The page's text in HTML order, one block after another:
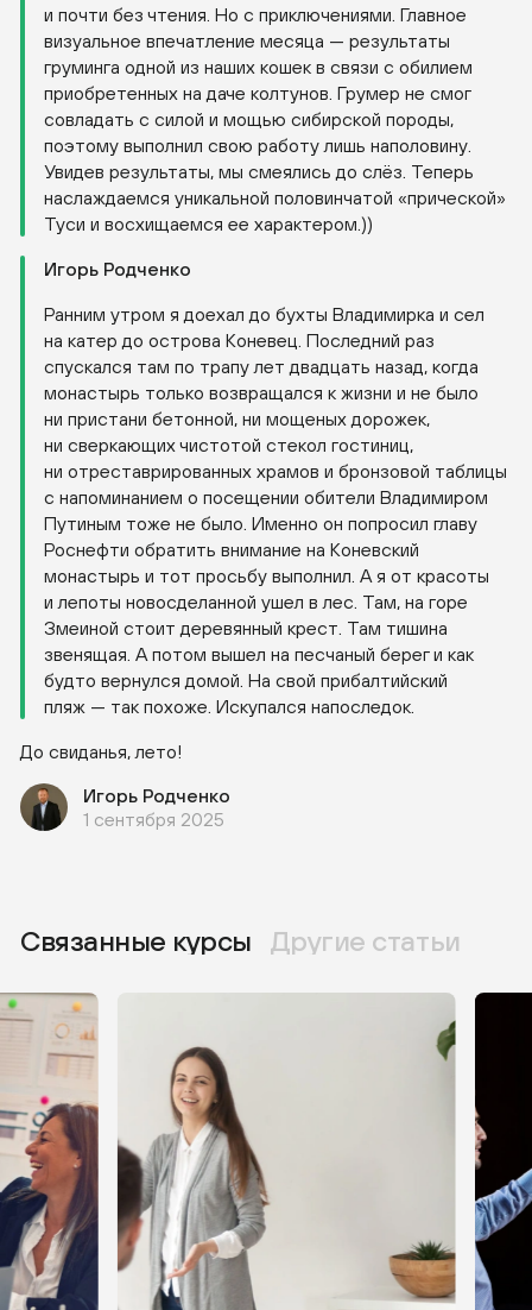
и почти без чтения. Но с приключениями. Главное
визуальное впечатление месяца — результаты
груминга одной из наших кошек в связи с обилием
приобретенных на даче колтунов. Грумер не смог
совладать с силой и мощью сибирской породы,
поэтому выполнил свою работу лишь наполовину.
Увидев результаты, мы смеялись до слёз. Теперь
наслаждаемся уникальной половинчатой «прической»
Туси и восхищаемся ее характером.))
Игорь Родченко
Ранним утром я доехал до бухты Владимирка и сел
на катер до острова Коневец. Последний раз
спускался там по трапу лет двадцать назад, когда
монастырь только возвращался к жизни и не было
ни пристани бетонной, ни мощеных дорожек,
ни сверкающих чистотой стекол гостиниц,
ни отреставрированных храмов и бронзовой таблицы
с напоминанием о посещении обители Владимиром
Путиным тоже не было. Именно он попросил главу
Роснефти обратить внимание на Коневский
монастырь и тот просьбу выполнил. А я от красоты
и лепоты новосделанной ушел в лес. Там, на горе
Змеиной стоит деревянный крест. Там тишина
звенящая. А потом вышел на песчаный берег и как
будто вернулся домой. На свой прибалтийский
пляж — так похоже. Искупался напоследок.
До свиданья, лето!
Игорь Родченко
1 сентября 2025
Связанные курсы Другие статьи